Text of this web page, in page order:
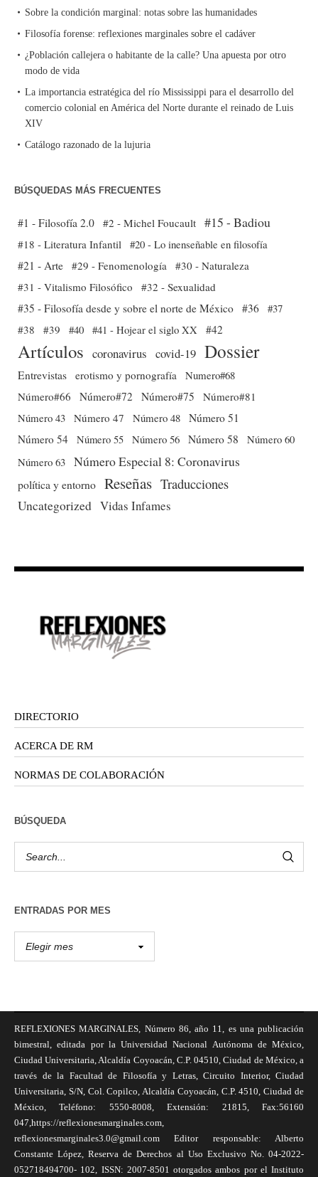
Sobre la condición marginal: notas sobre las humanidades
Filosofía forense: reflexiones marginales sobre el cadáver
¿Población callejera o habitante de la calle? Una apuesta por otro
modo de vida
La importancia estratégica del río Mississippi para el desarrollo del
comercio colonial en América del Norte durante el reinado de Luis
XIV
Catálogo razonado de la lujuria
BÚSQUEDAS MÁS FRECUENTES
#1 - Filosofía 2.0 #2 - Michel Foucault #15 - Badiou
#18 - Literatura Infantil #20 - Lo inenseñable en filosofía
#21 - Arte #29 - Fenomenología
#30 - Naturaleza
#31 - Vitalismo Filosófico
#32 - Sexualidad
#35 - Filosofía desde y sobre el norte de México #36 #37
#38
#39 #40 #41 - Hojear el siglo XX #42
Artículos coronavirus covid-19 Dossier
Entrevistas erotismo y pornografía
Numero#68
Número#66
Número#72 Número#75
Número#81
Número 43 Número 47 Número 48 Número 51
Número 54 Número 55 Número 56 Número 58
Número 60
Número 63 Número Especial 8: Coronavirus
política y entorno Reseñas Traducciones
Uncategorized Vidas Infames
DIRECTORIO
ACERCA DE RM
NORMAS DE COLABORACIÓN
BÚSQUEDA
ENTRADAS POR MES
REFLEXIONES MARGINALES, Número 86, año 11, es una publicación
bimestral, editada por la Universidad Nacional Autónoma de México,
Ciudad Universitaria, Alcaldía Coyoacán, C.P. 04510, Ciudad de México, a
través de la Facultad de Filosofía y Letras, Circuito Interior, Ciudad
Universitaria, S/N, Col. Copilco, Alcaldía Coyoacán, C.P. 4510, Ciudad de
México, Teléfono: 5550-8008, Extensión: 21815, Fax:56160
047,https://reflexionesmarginales.com,
reflexionesmarginales3.0@gmail.com Editor responsable: Alberto
Constante López, Reserva de Derechos al Uso Exclusivo No. 04-2022-
052718494700- 102, ISSN: 2007-8501 otorgados ambos por el Instituto